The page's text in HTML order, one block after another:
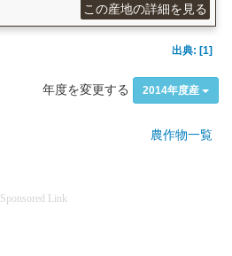
この産地の詳細を見る
出典: [1]
年度を変更する 2014年度産
農作物一覧
Sponsored Link